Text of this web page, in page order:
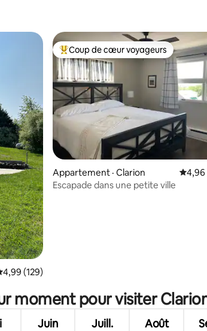
plus aimés
moyenne de 4,99 sur 5, 129 commentaires
4,99 (129)
Coup de cœur voyageurs parmi les
Coup de cœur voyageurs
Appartement · Clarion Note
4,96
Escapade dans une petite ville
moment pour visiter
Juin Juill. Août